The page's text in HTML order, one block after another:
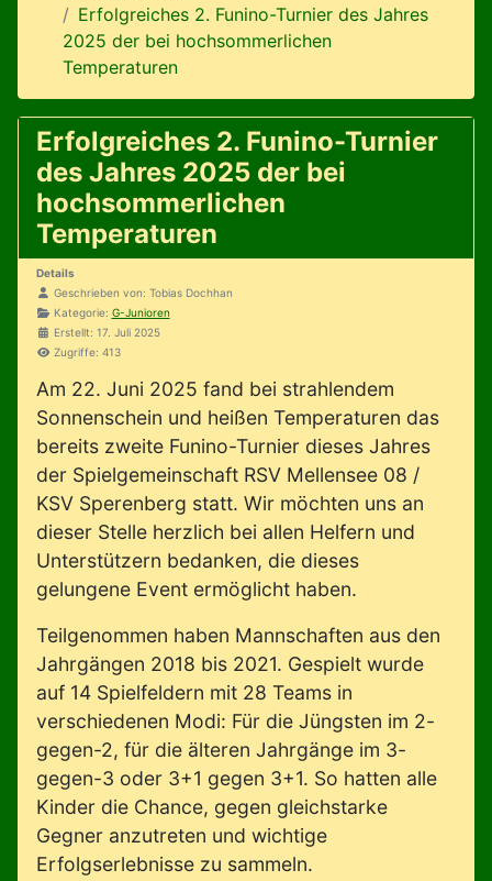
Erfolgreiches 2. Funino-Turnier des Jahres
2025 der bei hochsommerlichen
Temperaturen
Erfolgreiches 2. Funino-Turnier
des Jahres 2025 der bei
hochsommerlichen
Temperaturen
Details
Geschrieben von: Tobias Dochhan
Kategorie: G-Junioren
Erstellt: 17. Juli 2025
Zugriffe: 413
Am 22. Juni 2025 fand bei strahlendem
Sonnenschein und heißen Temperaturen das
bereits zweite Funino-Turnier dieses Jahres
der Spielgemeinschaft RSV Mellensee 08 /
KSV Sperenberg statt. Wir möchten uns an
dieser Stelle herzlich bei allen Helfern und
Unterstützern bedanken, die dieses
gelungene Event ermöglicht haben.
Teilgenommen haben Mannschaften aus den
Jahrgängen 2018 bis 2021. Gespielt wurde
auf 14 Spielfeldern mit 28 Teams in
verschiedenen Modi: Für die Jüngsten im 2-
gegen-2, für die älteren Jahrgänge im 3-
gegen-3 oder 3+1 gegen 3+1. So hatten alle
Kinder die Chance, gegen gleichstarke
Gegner anzutreten und wichtige
Erfolgserlebnisse zu sammeln.